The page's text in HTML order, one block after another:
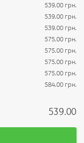
539.00 грн.
539.00 грн.
539.00 грн.
575.00 грн.
575.00 грн.
575.00 грн.
575.00 грн.
584.00 грн.
539.00